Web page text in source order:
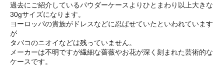
過去にご紹介しているパウダーケースよりひとまわり以上大きな
30gサイズになります。
ヨーロッパの貴族がドレスなどに忍ばせていたといわれています
が
タバコのニオイなどは残っていません。
メーカーは不明ですが繊細な薔薇やお花が深く刻まれた芸術的な
ケースです。